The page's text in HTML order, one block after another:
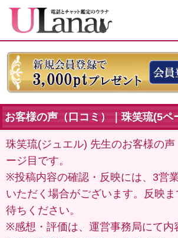
お客様の声（口コミ）｜珠笑琉(5ペ
珠笑琉(ジュエル) 先生のお客様の
ージ目です。
※投稿内容の確認・反映には、3営
いただく場合がございます。反映
待ちください。
※感想・評価は、運営事務局にて内